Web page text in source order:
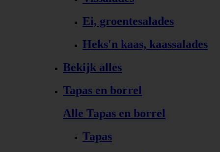
Ei, groentesalades
Heks'n kaas, kaassalades
Bekijk alles
Tapas en borrel
Alle Tapas en borrel
Tapas